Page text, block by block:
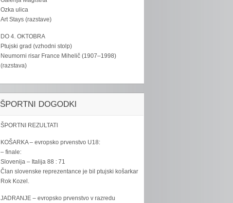
Ozka ulica
Art Stays (razstave)
DO 4. OKTOBRA
Ptujski grad (vzhodni stolp)
Neumorni risar France Mihelič (1907–1998)
(razstava)
ŠPORTNI DOGODKI
ŠPORTNI REZULTATI
KOŠARKA – evropsko prvenstvo U18:
– finale:
Slovenija – Italija 88 : 71
Član slovenske reprezentance je bil ptujski košarkar
Rok Kozel.
JADRANJE – evropsko prvenstvo v razredu